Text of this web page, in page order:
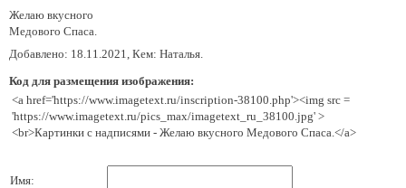
Желаю вкусного
Медового Спаса.
Добавлено: 18.11.2021, Кем: Наталья.
Код для размещения изображения:
<a href='https://www.imagetext.ru/inscription-38100.php'><img src =
'https://www.imagetext.ru/pics_max/imagetext_ru_38100.jpg' >
<br>Картинки с надписями - Желаю вкусного Медового Спаса.</a>
Имя: